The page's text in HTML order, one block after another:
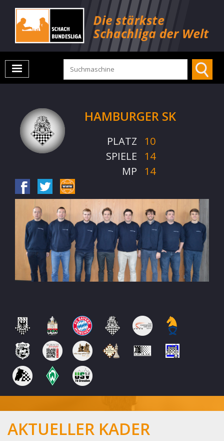
HAMBURGER SK
PLATZ
10
SPIELE
14
MP
14
AKTUELLER KADER